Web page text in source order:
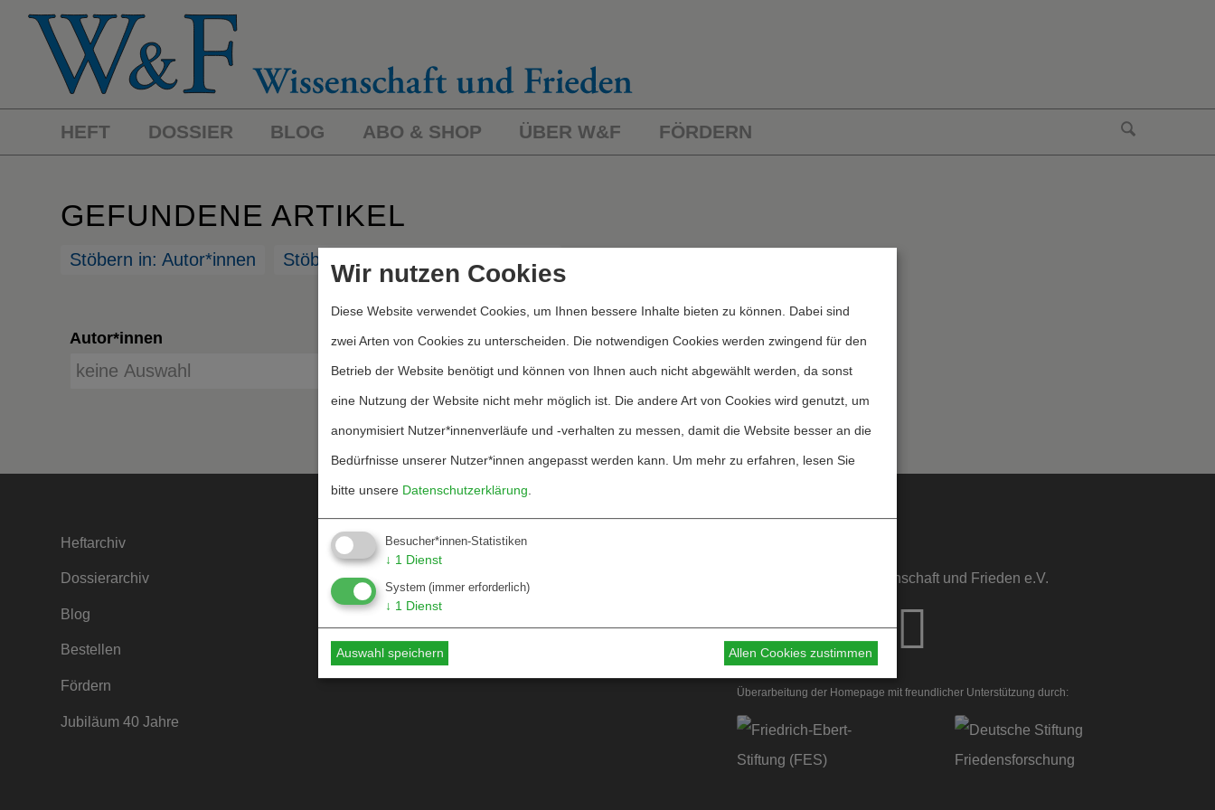
HEFT DOSSIER BLOG ABO & SHOP ÜBER W&F FÖRDERN
GEFUNDENE ARTIKEL
Stöbern in: Autor*innen Stöbern in: Stichworte/Kategorien
Autor*innen Kategorien
Heftarchiv
Dossierarchiv
Blog
Bestellen
Fördern
Jubiläum 40 Jahre
Kontakt
Mediadaten
Hinweise für Autor*innen
Hinweise für Dossiers
Informationsstelle Wissenschaft und Frieden e.V.
Überarbeitung der Homepage mit freundlicher Unterstützung durch:
Wir nutzen Cookies
Diese Website verwendet Cookies, um Ihnen bessere Inhalte bieten zu können. Dabei sind
zwei Arten von Cookies zu unterscheiden. Die notwendigen Cookies werden zwingend für den
Betrieb der Website benötigt und können von Ihnen auch nicht abgewählt werden, da sonst
eine Nutzung der Website nicht mehr möglich ist. Die andere Art von Cookies wird genutzt, um
anonymisiert Nutzer*innenverläufe und -verhalten zu messen, damit die Website besser an die
Bedürfnisse unserer Nutzer*innen angepasst werden kann. Um mehr zu erfahren, lesen Sie
bitte unsere Datenschutzerklärung
Besucher*innen-Statistiken
↓ 1 Dienst
System (immer erforderlich)
↓ 1 Dienst
Auswahl speichern Allen Cookies zustimmen